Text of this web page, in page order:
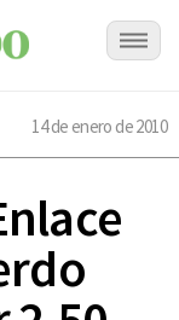
14 de enero de 2010